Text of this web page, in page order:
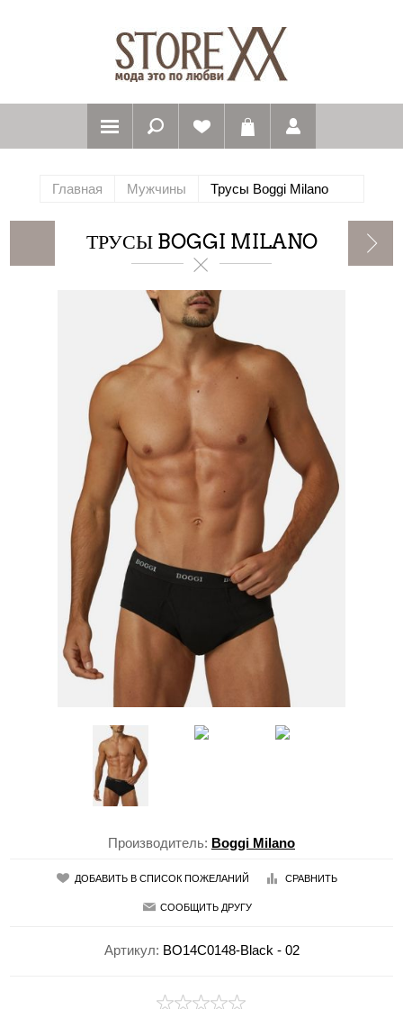
Главная Мужчины Трусы Boggi Milano
ТРУСЫ BOGGI MILANO
Производитель: Boggi Milano
ДОБАВИТЬ В СПИСОК ПОЖЕЛАНИЙ СРАВНИТЬ
СООБЩИТЬ ДРУГУ
Артикул: BO14C0148-Black - 02